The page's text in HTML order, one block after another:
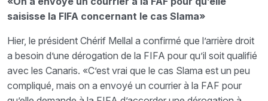
saisisse la FIFA concernant le cas Slama»
Hier, le président Chérif Mellal a confirmé que l’arrière droit
a besoin d’une dérogation de la FIFA pour qu’il soit qualifié
avec les Canaris. «C’est vrai que le cas Slama est un peu
compliqué, mais on a envoyé un courrier à la FAF pour